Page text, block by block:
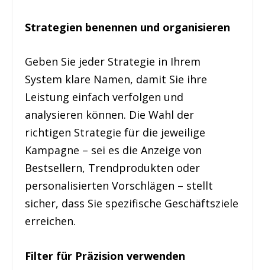
Strategien benennen und organisieren
Geben Sie jeder Strategie in Ihrem
System klare Namen, damit Sie ihre
Leistung einfach verfolgen und
analysieren können. Die Wahl der
richtigen Strategie für die jeweilige
Kampagne – sei es die Anzeige von
Bestsellern, Trendprodukten oder
personalisierten Vorschlägen – stellt
sicher, dass Sie spezifische Geschäftsziele
erreichen.
Filter für Präzision verwenden